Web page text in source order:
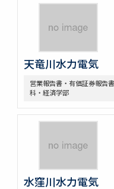
天竜川水力電気
営業報告書・有価証券報告
科・経済学部
水窪川水力電気